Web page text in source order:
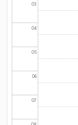
03
04
05
06
07